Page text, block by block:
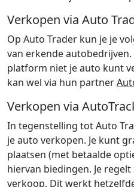
Verkopen via Auto
Op Auto Trader kun je je
van erkende
platform niet je auto kunt
kan wel via hun partner
Verkopen via
In tegenstelling tot Auto
je auto verkopen. Je kunt
plaatsen (met betaalde
hiervan biedingen. Je
verkoop. Dit werkt